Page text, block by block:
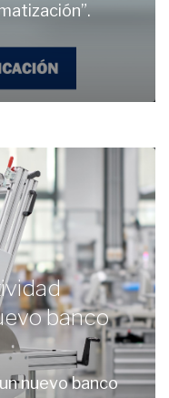
banco
nuevo banco